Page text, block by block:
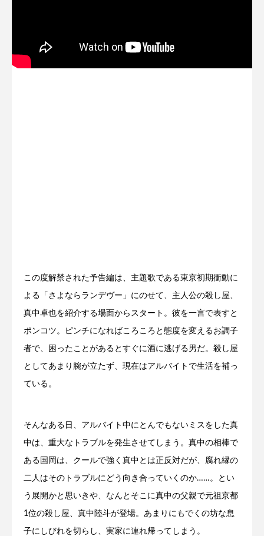
この度解禁された予告編は、主題歌である東京初期衝動に
よる「さよならランデヴー」にのせて、主人公の殺し屋、
真中卓也を紹介する場面からスタート。彼を一言で表すと
ポンコツ。ピンチになればころころと態度を変えるお調子
者で、困ったことがあるとすぐに酒に逃げる男だ。殺し屋
としてあまり腕が立たず、現在はアルバイトで生活を補っ
ている。
そんなある日、アルバイト中にとんでもないミスをした真
中は、重大なトラブルを発生させてしまう。真中の相棒で
ある国岡は、クールで強く真中とは正反対だが、腐れ縁の
二人はそのトラブルにどう向き合っていくのか……。とい
う展開かと思いきや、なんとそこに真中の父親で元祖京都
1位の殺し屋、真中陸斗が登場。あまりにもでくの坊な息
子にしびれを切らし、実家に連れ帰ってしまう。